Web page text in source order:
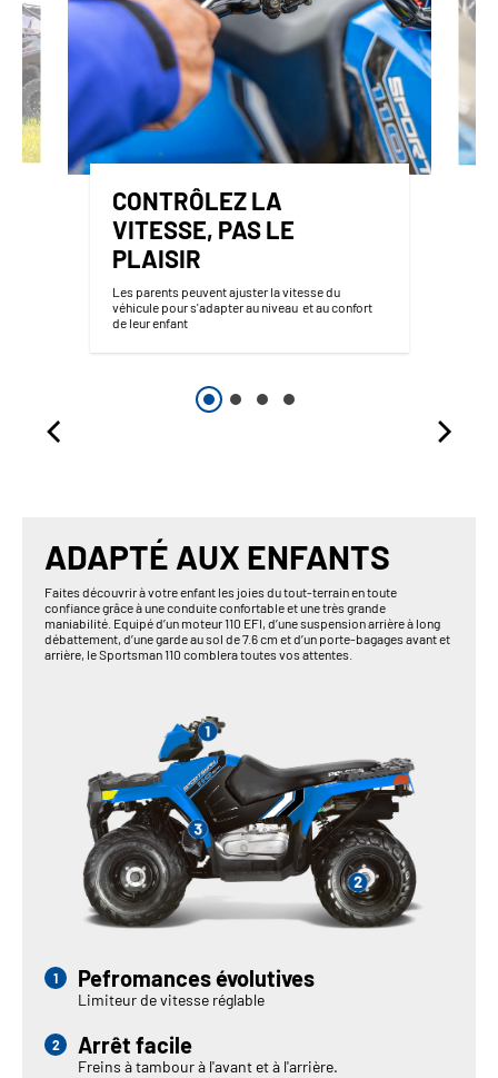
CONTRÔLEZ LA
VITESSE, PAS LE
PLAISIR
Les parents peuvent ajuster la vitesse du
véhicule pour s'adapter au niveau et au confort
de leur enfant
ADAPTÉ AUX ENFANTS
Faites découvrir à votre enfant les joies du tout-terrain en toute
confiance grâce à une conduite confortable et une très grande
maniabilité. Equipé d’un moteur 110 EFI, d’une suspension arrière à long
débattement, d’une garde au sol de 7.6 cm et d’un porte-bagages avant et
arrière, le Sportsman 110 comblera toutes vos attentes.
Pefromances évolutives
Limiteur de vitesse réglable
Arrêt facile
Freins à tambour à l'avant et à l'arrière.